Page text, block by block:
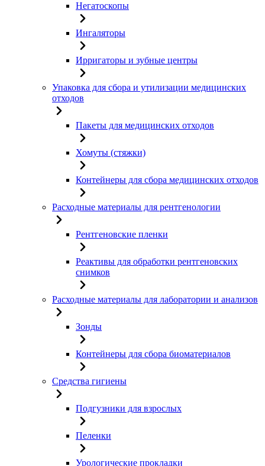
Негатоскопы
Ингаляторы
Ирригаторы и зубные центры
Упаковка для сбора и утилизации медицинских
отходов
Пакеты для медицинских отходов
Хомуты (стяжки)
Контейнеры для сбора медицинских отходов
Расходные материалы для рентгенологии
Рентгеновские пленки
Реактивы для обработки рентгеновских
снимков
Расходные материалы для лаборатории и анализов
Зонды
Контейнеры для сбора биоматериалов
Средства гигиены
Подгузники для взрослых
Пеленки
Урологические прокладки